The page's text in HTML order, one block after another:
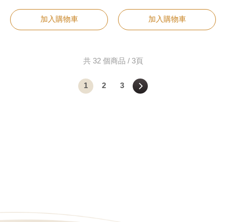
加入購物車 加入購物車
共 32 個商品 / 3頁
1 2 3